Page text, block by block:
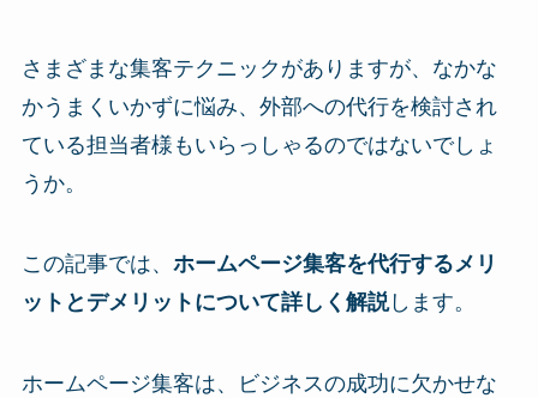
さまざまな集客テクニックがありますが、なかな
かうまくいかずに悩み、外部への代行を検討され
ている担当者様もいらっしゃるのではないでしょ
うか。
この記事では、 ホームページ集客を代行するメリ
ットとデメリットについて詳しく解説します。
ホームページ集客は、ビジネスの成功に欠かせな